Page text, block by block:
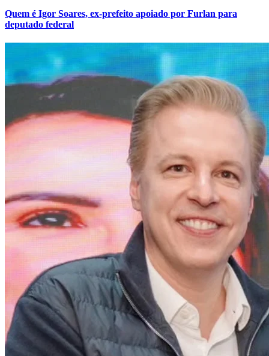
Grêmio
Internacional
Quem é Igor Soares, ex-prefeito apoiado por Furlan para
deputado federal